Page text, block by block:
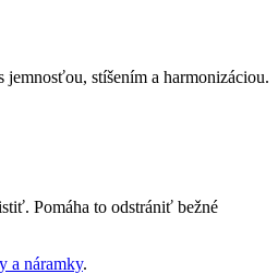
stíšením a harmonizáciou.
Pomáha to odstrániť bežné
a náramky.